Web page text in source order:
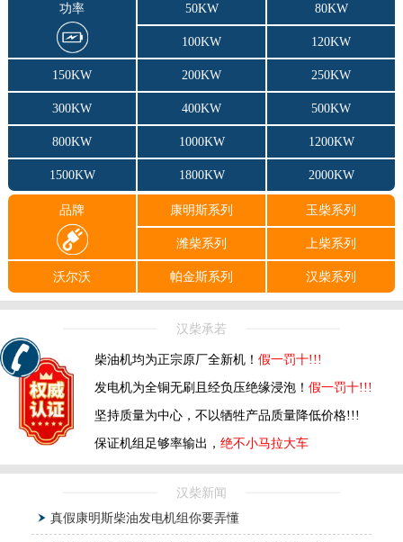
功率 50KW 80KW
100KW 120KW
150KW 200KW 250KW
300KW 400KW 500KW
800KW 1000KW 1200KW
1500KW 1800KW 2000KW
品牌 康明斯系列 玉柴系列
潍柴系列 上柴系列
沃尔沃 帕金斯系列 汉柴系列
汉柴承若
柴油机均为正宗原厂全新机！ 假一罚十!!!
发电机为全铜无刷且经负压绝缘浸泡！ 假一罚十!!!
坚持质量为中心，不以牺牲产品质量降低价格!!!
保证机组足够率输出， 绝不小马拉大车
汉柴新闻
真假康明斯柴油发电机组你要弄懂